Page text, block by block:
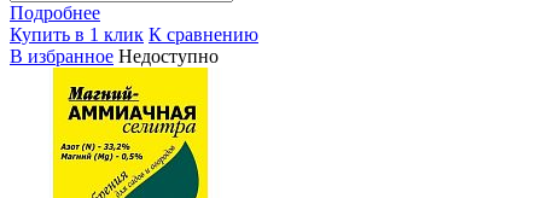
Подробнее
Купить в 1 клик К сравнению
В избранное Недоступно